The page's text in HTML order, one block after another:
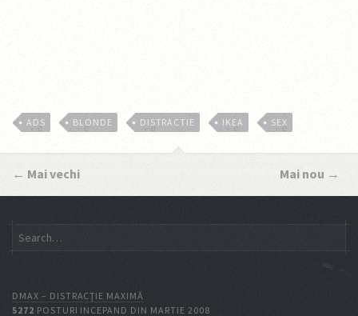
ADS BLONDE DISTRACTIE IKEA SEX
← Mai vechi Mai nou →
DMAX – DISTRACŢIE MAXIMĂ
5272 POSTURI INCEPAND DIN MARTIE 2008